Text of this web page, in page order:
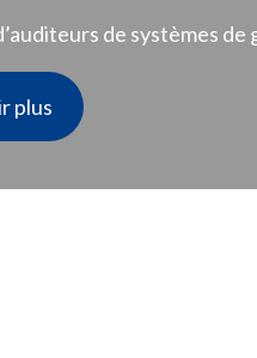
de systèmes de
plus